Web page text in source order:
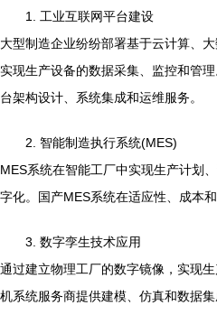
1. 工业互联网平台建设
大型制造企业纷纷部署基于云计算、
实现生产设备的数据采集、监控和管
台架构设计、系统集成和运维服务。
2. 智能制造执行系统(MES)
MES系统在智能工厂中实现生产计划
字化。国产MES系统在适应性、成本
3. 数字孪生技术应用
通过建立物理工厂的数字镜像，实现
机系统服务商提供建模、仿真和数据集